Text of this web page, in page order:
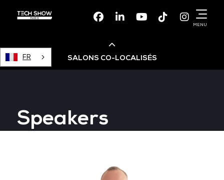
FacebookLinkedinYoutubeTikTok
MENU
FR SALONS CO-LOCALISÉS
Devops Live
Speakers